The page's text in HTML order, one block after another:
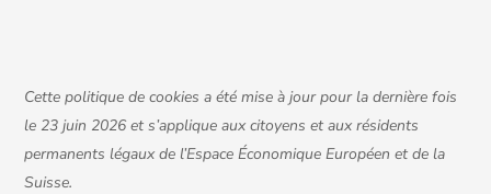
Cette politique de cookies a été mise à jour pour la dernière fois
le 23 juin 2026 et s’applique aux citoyens et aux résidents
permanents légaux de l’Espace Économique Européen et de la
Suisse.